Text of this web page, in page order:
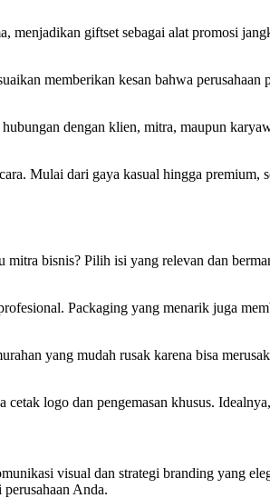
menjadikan giftset sebagai alat promosi
memberikan kesan bahwa perusahaan
dengan klien, mitra, maupun
Mulai dari gaya kasual hingga premium,
bisnis? Pilih isi yang relevan dan
Packaging yang menarik juga
yang mudah rusak karena bisa
logo dan pengemasan khusus.
visual dan strategi branding yang
Anda.